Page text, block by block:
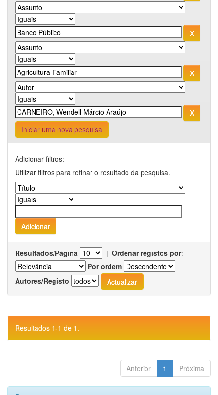
Iniciar uma nova pesquisa
Adicionar filtros:
Utilizar filtros para refinar o resultado da pesquisa.
Resultados/Página | Ordenar registos por:
Por ordem
Autores/Registo
Resultados 1-1 de 1.
Anterior 1 Próxima